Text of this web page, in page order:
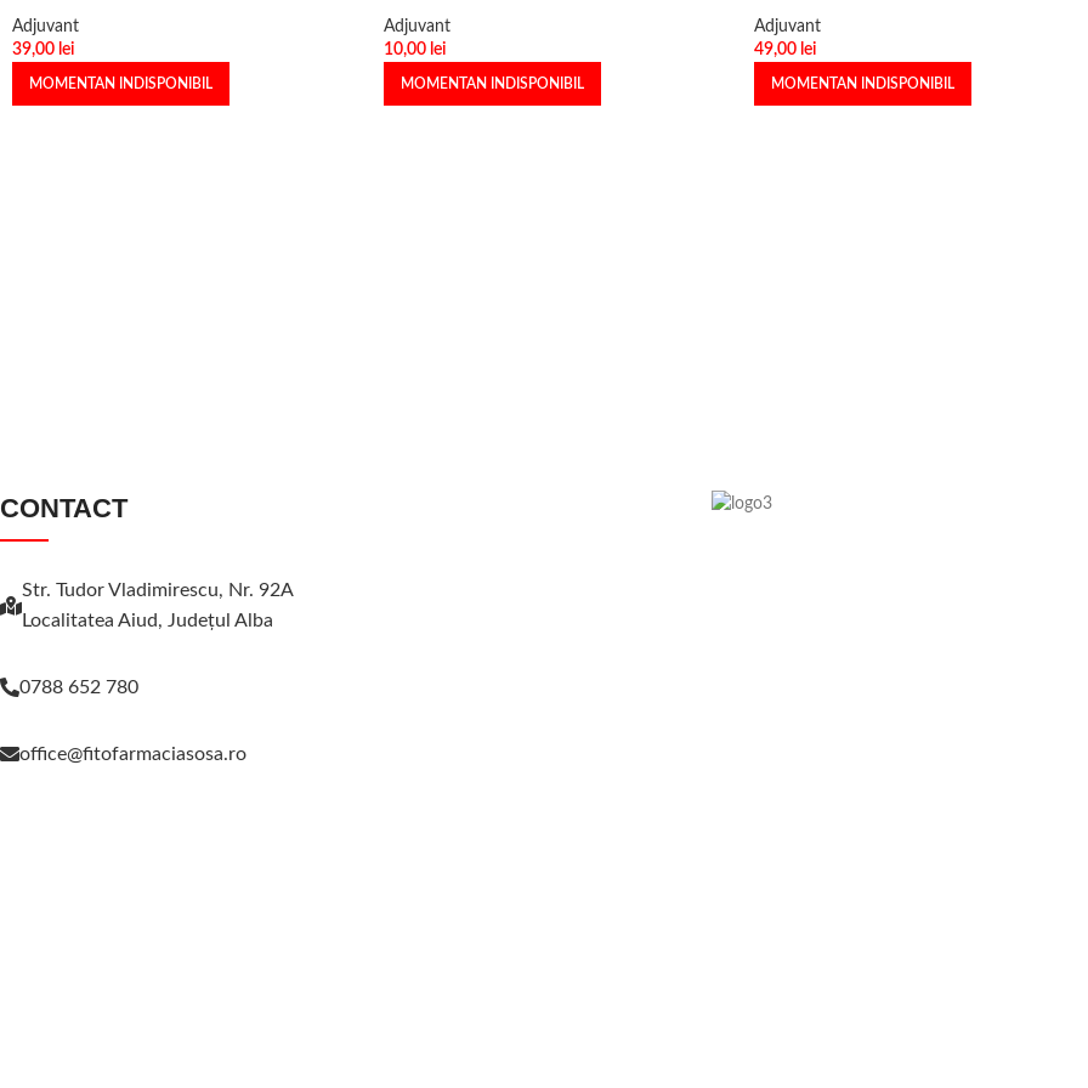
Adjuvant
39,00 lei
MOMENTAN INDISPONIBIL
Adjuvant
10,00 lei
MOMENTAN INDISPONIBIL
Adjuvant
49,00 lei
MOMENTAN INDISPONIBIL
CONTACT
Str. Tudor Vladimirescu, Nr. 92A
Localitatea Aiud, Judeţul Alba
0788 652 780
office@fitofarmaciasosa.ro